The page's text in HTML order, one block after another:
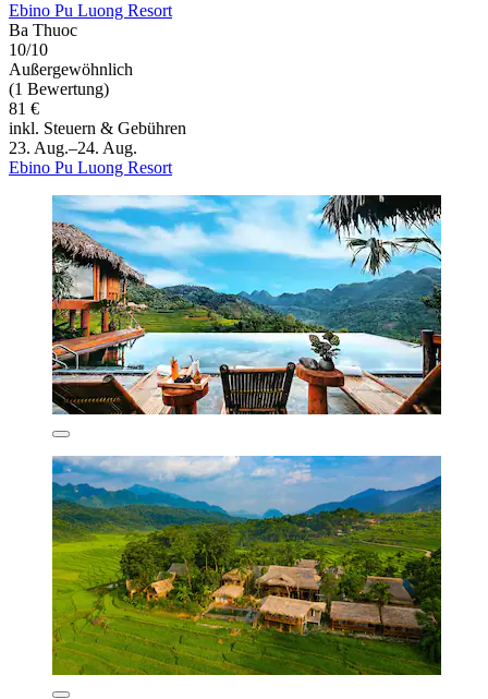
Ebino Pu Luong Resort
Ba Thuoc
10/10
Außergewöhnlich
(1 Bewertung)
81 €
inkl. Steuern & Gebühren
23. Aug.–24. Aug.
Ebino Pu Luong Resort